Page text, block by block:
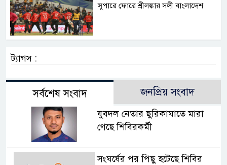
সুপারে ফোরে শ্রীলঙ্কার সঙ্গী বাংলাদেশ
ট্যাগস :
সর্বশেষ সংবাদ জনপ্রিয় সংবাদ
যুবদল নেতার ছুরিকাঘাতে মারা
গেছে শিবিরকর্মী
সংঘর্ষের পর পিছু হটেছে শিবির